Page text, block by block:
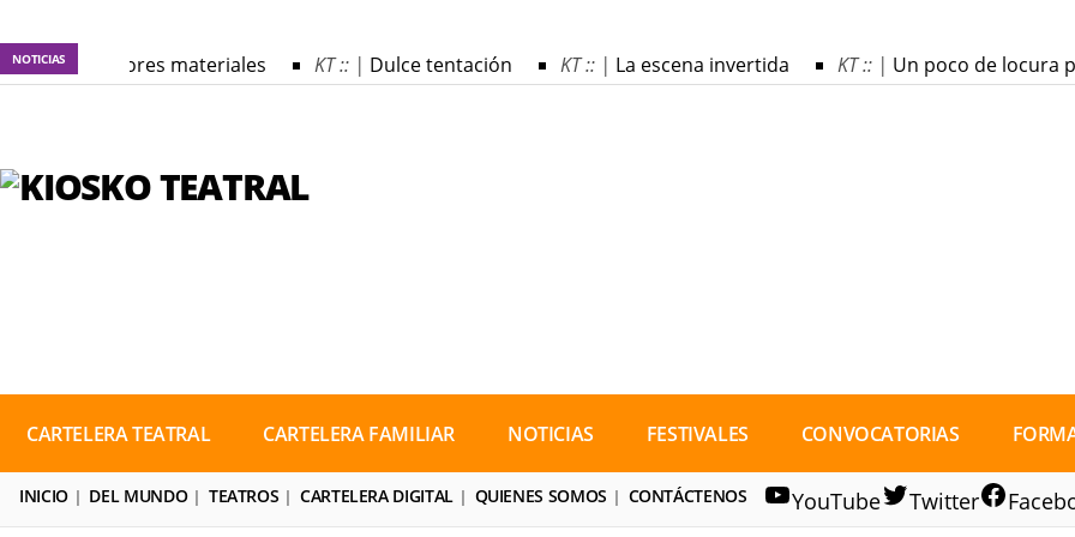
NOTICIAS
:: |Los autores materiales KT :: | Dulce tentación KT :: | La escena invertida KT :: | Un poco de locura
CARTELERA TEATRAL CARTELERA FAMILIAR NOTICIAS FESTIVALES CONVOCATORIAS
INICIO DEL MUNDO TEATROS CARTELERA DIGITAL QUIENES SOMOS CONTÁCTENOS YouTube Twitter